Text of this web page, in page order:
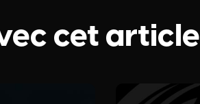
cet article